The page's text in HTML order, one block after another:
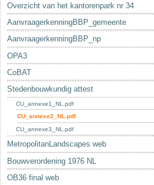
Overzicht van het kantorenpark nr 34
AanvraagerkenningBBP_gemeente
AanvraagerkenningBBP_np
OPA3
CoBAT
Stedenbouwkundig attest
CU_annexe1_NL.pdf
CU_annexe2_NL.pdf
CU_annexe3_NL.pdf
MetropolitanLandscapes web
Bouwverordening 1976 NL
OB36 final web